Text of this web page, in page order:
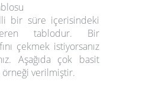
bir süre içerisindeki
tablodur. Bir
çekmek istiyorsanız
Aşağıda çok basit
verilmiştir.